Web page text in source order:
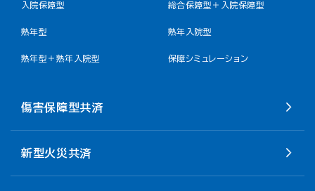
入院保障型 総合保障型＋入院保障型
熟年型 熟年入院型
熟年型＋熟年入院型 保障シミュレーション
傷害保障型共済
新型火災共済